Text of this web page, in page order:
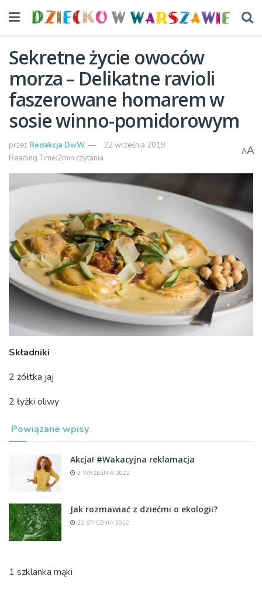
Sekretne życie owoców
morza – Delikatne ravioli
faszerowane homarem w
sosie winno-pomidorowym
przez Redakcja DwW
22 września 2019
Reading Time:2min czytania
AA
Składniki
2 żółtka jaj
2 łyżki oliwy
Powiązane wpisy
Akcja! #Wakacyjna reklamacja
2 WRZEŚNIA 2022
Jak rozmawiać z dziećmi o ekologii?
22 STYCZNIA 2022
1 szklanka mąki